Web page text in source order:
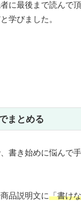
に最後まで読んで
学びました。
まとめる
書き始めに悩んで
品説明文に「書け